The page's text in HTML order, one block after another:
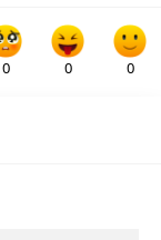
0 0 0